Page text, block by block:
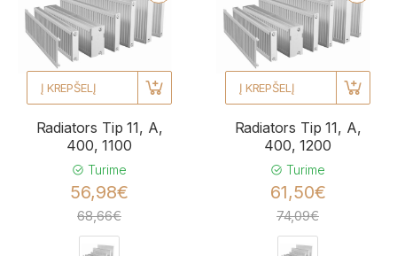
Į KREPŠELĮ
Radiators Tip 11, A,
400, 1100
Turime
56,98€
68,66€
Į KREPŠELĮ
Radiators Tip 11, A,
400, 1200
Turime
61,50€
74,09€